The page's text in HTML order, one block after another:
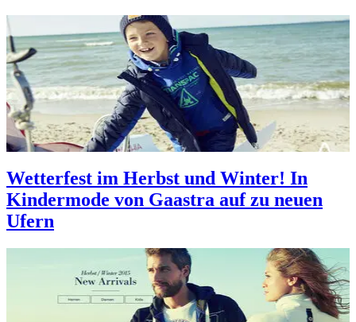
Wetterfest im Herbst und Winter! In
Kindermode von Gaastra auf zu neuen
Ufern